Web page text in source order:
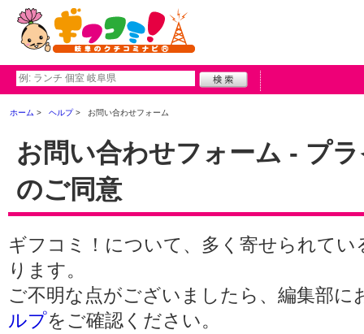
ホーム ヘルプ お問い合わせフォーム
お問い合わせフォーム - プ
のご同意
ギフコミ！について、多く寄せられてい
ります。
ご不明な点がございましたら、編集部
ルプをご確認ください。